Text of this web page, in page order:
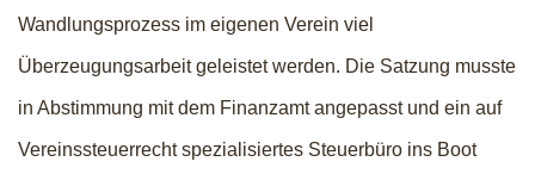
Wandlungsprozess im eigenen Verein viel
Überzeugungsarbeit geleistet werden. Die Satzung musste
in Abstimmung mit dem Finanzamt angepasst und ein auf
Vereinssteuerrecht spezialisiertes Steuerbüro ins Boot